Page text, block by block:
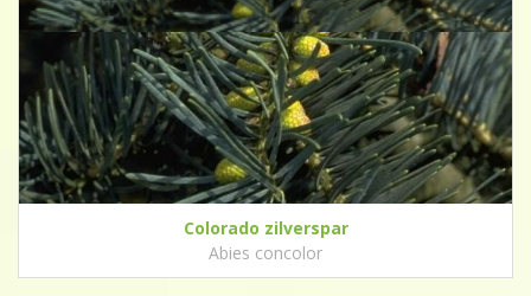
Colorado zilverspar
Abies concolor